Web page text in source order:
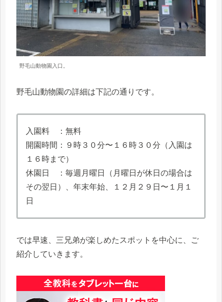
野毛山動物園入口。
野毛山動物園の詳細は下記の通りです。
入園料 ：無料
開園時間：９時３０分〜１６時３０分（入園は
１６時まで）
休園日 ：毎週月曜日（月曜日が休日の場合は
その翌日）、年末年始、１２月２９日〜１月１
日
では早速、三兄弟が楽しめたスポットを中心に、ご
紹介していきます。